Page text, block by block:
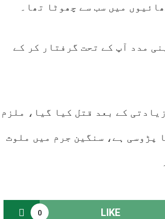
مدد آپ کے تحت گرفتار کر کے
کے بعد قتل کیا گیا، ملزم
پڑوسی ہے، سنگین جرم میں ملوث
0 LIKE